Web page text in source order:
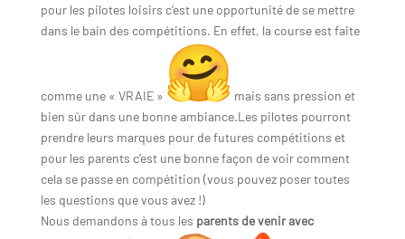
pour les pilotes loisirs c’est une opportunité de se mettre
dans le bain des compétitions. En effet, la course est faite
comme une « VRAIE »
mais sans pression et
bien sûr dans une bonne ambiance.Les pilotes pourront
prendre leurs marques pour de futures compétitions et
pour les parents c’est une bonne façon de voir comment
cela se passe en compétition (vous pouvez poser toutes
les questions que vous avez !)
Nous demandons à tous les parents de venir avec